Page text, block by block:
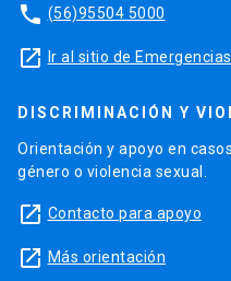
phone (56)95504 5000
launch Ir al sitio de Emergencias
DISCRIMINACIÓN Y
Orientación y apoyo en
género o violencia sexual.
launch Contacto para apoyo
launch Más orientación